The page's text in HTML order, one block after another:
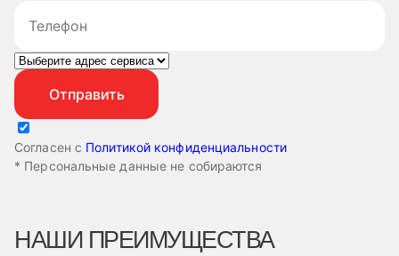
Согласен с Политикой конфиденциальности
* Персональные данные не собираются
НАШИ ПРЕИМУЩЕСТВА